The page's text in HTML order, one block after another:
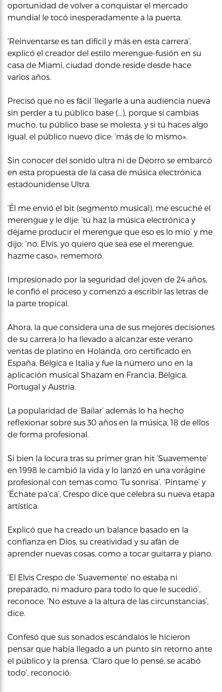
oportunidad de volver a conquistar el mercado
mundial le tocó inesperadamente a la puerta.
‘Reinventarse es tan difícil y más en esta carrera’,
explicó el creador del estilo merengue-fusión en su
casa de Miami, ciudad donde reside desde hace
varios años.
Precisó que no es fácil ‘llegarle a una audiencia nueva
sin perder a tu público base (…), porque si cambias
mucho, tu público base se molesta, y si tú haces algo
igual, el público nuevo dice: ‘más de lo mismo».
Sin conocer del sonido ultra ni de Deorro se embarcó
en esta propuesta de la casa de música electrónica
estadounidense Ultra.
‘Él me envió el bit (segmento musical), me escuché el
merengue y le dije: ‘tú haz la música electrónica y
déjame producir el merengue que eso es lo mío’ y me
dijo: ‘no, Elvis, yo quiero que sea ese el merengue,
hazme caso», rememoró.
Impresionado por la seguridad del joven de 24 años,
le confió el proceso y comenzó a escribir las letras de
la parte tropical.
Ahora, la que considera una de sus mejores decisiones
de su carrera lo ha llevado a alcanzar este verano
ventas de platino en Holanda, oro certificado en
España, Bélgica e Italia y fue la número uno en la
aplicación musical Shazam en Francia, Bélgica,
Portugal y Austria.
La popularidad de ‘Bailar’ además lo ha hecho
reflexionar sobre sus 30 años en la música, 18 de ellos
de forma profesional.
Si bien la locura tras su primer gran hit ‘Suavemente’
en 1998 le cambió la vida y lo lanzó en una vorágine
profesional con temas como ‘Tu sonrisa’, ‘Píntame’ y
‘Échate pa’ca’, Crespo dice que celebra su nueva etapa
artística.
Explicó que ha creado un balance basado en la
confianza en Dios, su creatividad y su afán de
aprender nuevas cosas, como a tocar guitarra y piano.
‘El Elvis Crespo de ‘Suavemente’ no estaba ni
preparado, ni maduro para todo lo que le sucedió’,
reconoce. ‘No estuve a la altura de las circunstancias’,
dice.
Confesó que sus sonados escándalos le hicieron
pensar que había llegado a un punto sin retorno ante
el público y la prensa. ‘Claro que lo pensé, se acabó
todo’, reconoció.